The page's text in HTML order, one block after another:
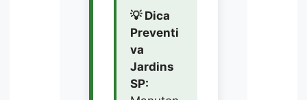
💡 Dica
Preventi
va
Jardins
SP: